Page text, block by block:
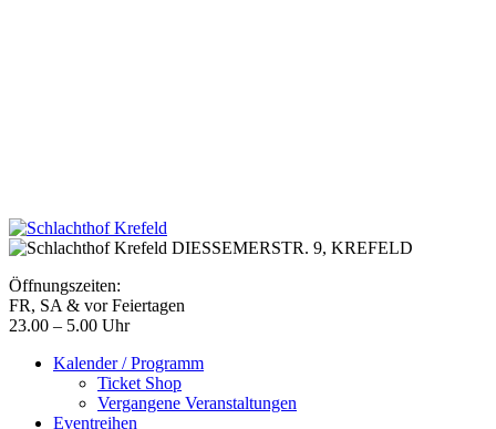
DIESSEMERSTR. 9, KREFELD
Öffnungszeiten:
FR, SA & vor Feiertagen
23.00 – 5.00 Uhr
Kalender / Programm
Ticket Shop
Vergangene Veranstaltungen
Eventreihen